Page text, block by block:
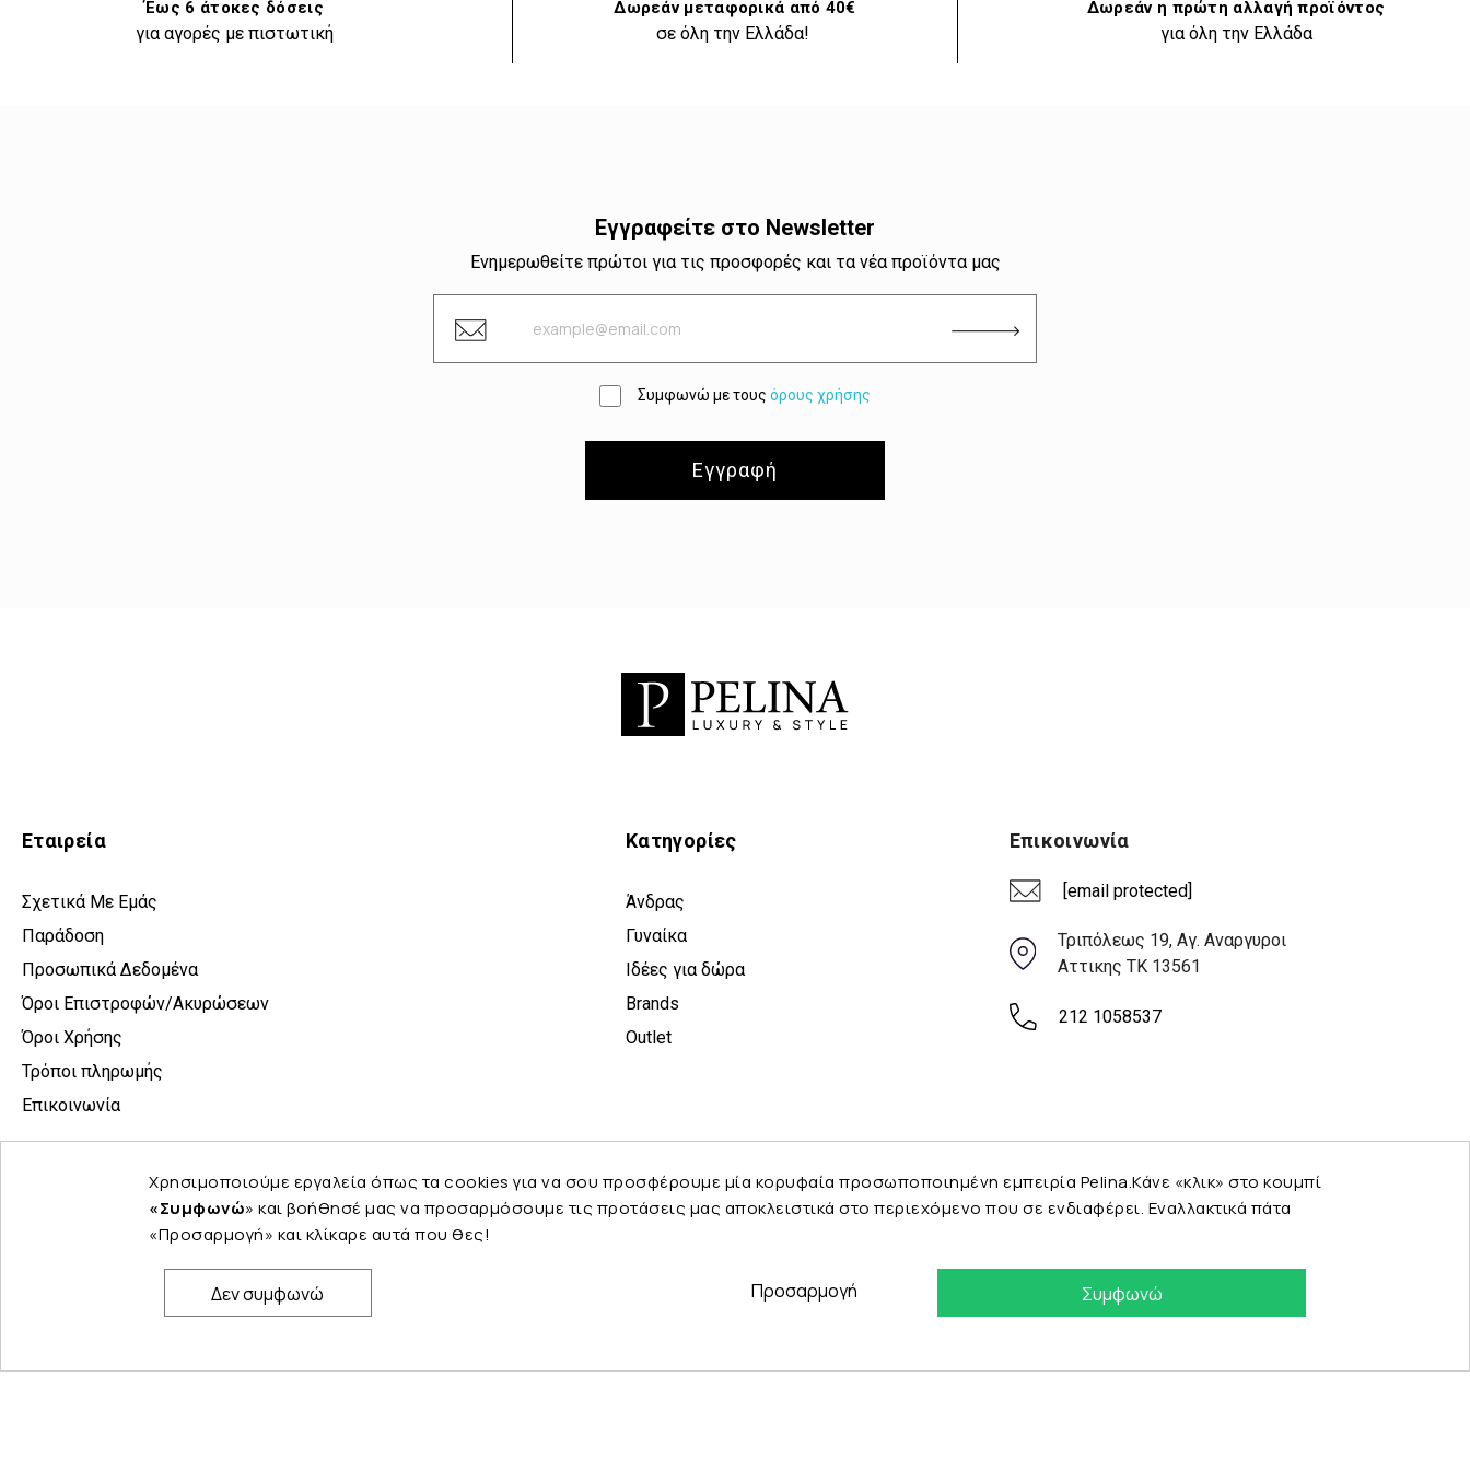
Έως 6 άτοκες δόσεις
για αγορές με πιστωτική
Δωρεάν μεταφορικά από 40€
σε όλη την Ελλάδα!
Δωρεάν η πρώτη αλλαγή προϊόντος
για όλη την Ελλάδα
Εγγραφείτε στο Newsletter
Ενημερωθείτε πρώτοι για τις προσφορές και τα νέα προϊόντα μας
Συμφωνώ με τους όρους χρήσης
Εγγραφή
Εταιρεία
Σχετικά Με Εμάς
Παράδοση
Προσωπικά Δεδομένα
Όροι Επιστροφών/Ακυρώσεων
Όροι Χρήσης
Τρόποι πληρωμής
Επικοινωνία
Κατηγορίες
Άνδρας
Γυναίκα
Ιδέες για δώρα
Brands
Outlet
Επικοινωνία
[email protected]
Τριπόλεως 19, Αγ. Αναργυροι
Αττικης ΤΚ 13561
212 1058537
Χρησιμοποιούμε εργαλεία όπως τα cookies για να σου προσφέρουμε μία κορυφαία προσωποποιημένη εμπειρία Pelina.Κάνε «κλικ» στο κουμπί
«Συμφωνώ» και βοήθησέ μας να προσαρμόσουμε τις προτάσεις μας αποκλειστικά στο περιεχόμενο που σε ενδιαφέρει. Εναλλακτικά πάτα
«Προσαρμογή» και κλίκαρε αυτά που θες!
Συμφωνώ
Δεν συμφωνώ Προσαρμογή